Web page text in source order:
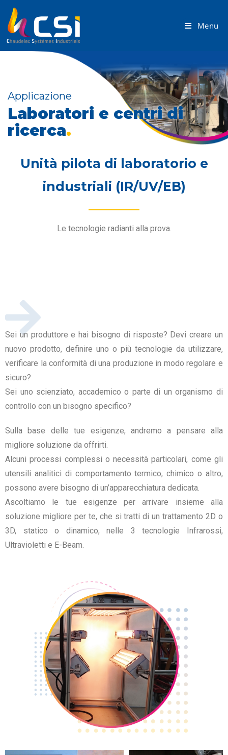
Menu
Applicazione
Laboratori e centri di
ricerca.
Unità pilota di laboratorio e
industriali (IR/UV/EB)
Le tecnologie radianti alla prova.
Sei un produttore e hai bisogno di risposte? Devi creare un
nuovo prodotto, definire uno o più tecnologie da utilizzare,
verificare la conformità di una produzione in modo regolare e
sicuro?
Sei uno scienziato, accademico o parte di un organismo di
controllo con un bisogno specifico?
Sulla base delle tue esigenze, andremo a pensare alla
migliore soluzione da offrirti.
Alcuni processi complessi o necessità particolari, come gli
utensili analitici di comportamento termico, chimico o altro,
possono avere bisogno di un’apparecchiatura dedicata.
Ascoltiamo le tue esigenze per arrivare insieme alla
soluzione migliore per te, che si tratti di un trattamento 2D o
3D, statico o dinamico, nelle 3 tecnologie Infrarossi,
Ultravioletti e E-Beam.